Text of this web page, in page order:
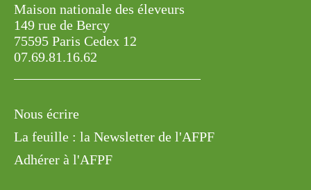
Maison nationale des éleveurs
149 rue de Bercy
75595 Paris Cedex 12
07.69.81.16.62
Nous écrire
La feuille : la Newsletter de l'AFPF
Adhérer à l'AFPF